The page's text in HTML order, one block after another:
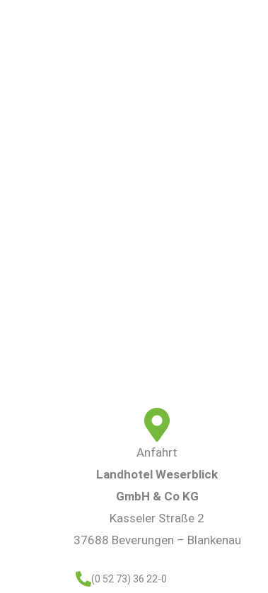
Anfahrt
Landhotel Weserblick
GmbH & Co KG
Kasseler Straße 2
37688 Beverungen – Blankenau
(0 52 73) 36 22-0